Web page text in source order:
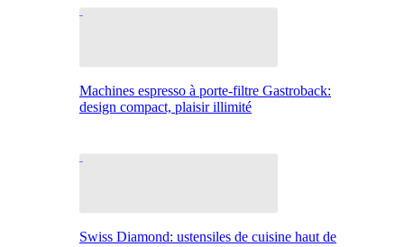
Machines espresso à porte-filtre Gastroback:
design compact, plaisir illimité
Swiss Diamond: ustensiles de cuisine haut de